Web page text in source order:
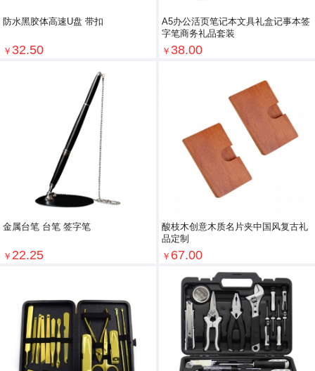
防水黑胶体高速U盘 带扣
￥ 32.50
A5办公活页笔记本文具礼盒记事本签
字笔商务礼品套装
￥ 38.00
金属台笔 台笔 签字笔
￥ 22.25
酸枝木创意木质名片夹中国风复古礼
品定制
￥ 67.00